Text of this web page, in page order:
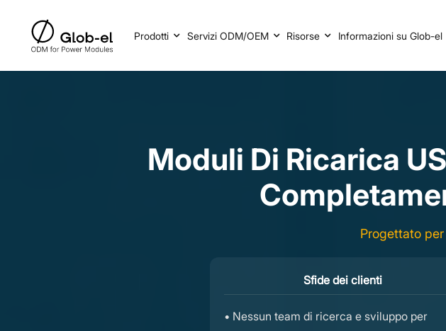
Prodotti Servizi ODM/OEM Risorse Informazioni su Glob-el
Progettato
Moduli Di Ricarica
Sfide dei clienti
• Nessun team di ricerca e sviluppo per